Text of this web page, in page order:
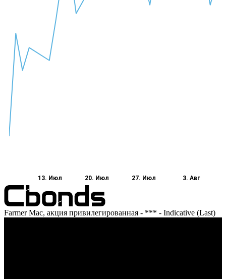
13. Июл 20. Июл 27. Июл 3. Авг
Farmer Mac, акция привилегированная - *** - Indicative (Last)